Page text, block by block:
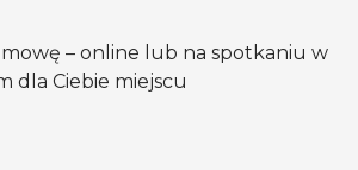
– online lub na spotkaniu w
dla Ciebie miejscu